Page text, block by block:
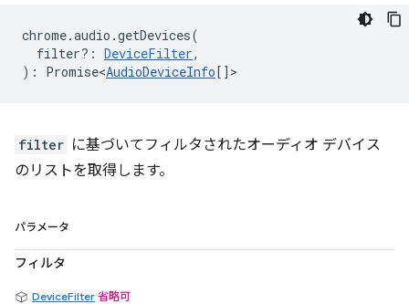
chrome.audio .getDevices(
filter? : DeviceFilter,
) : Promise<AudioDeviceInfo[] >
filter に基づいてフィルタされたオーディオ デバイス
のリストを取得します。
パラメータ
フィルタ
DeviceFilter 省略可